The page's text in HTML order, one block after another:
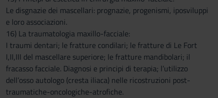
Le disgnazie dei mascellari: prognazie, progenismi, iposviluppi
e loro associazioni.
16) La traumatologia maxillo-facciale:
I traumi dentari; le fratture condilari; le fratture di Le Fort
I,II,III del mascellare superiore; le fratture mandibolari; il
fracasso facciale. Diagnosi e principi di terapia; l’utilizzo
dell’osso autologo (cresta iliaca) nelle ricostruzioni post-
traumatiche-oncologiche-atrofiche.